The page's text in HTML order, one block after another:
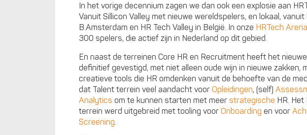
In het vorige decennium zagen we dan ook een explosie aan
Vanuit Sillicon Valley met nieuwe wereldspelers, en lokaal, vanuit
B.Amsterdam en HR Tech Valley in België. In onze HRTech Arena
300 spelers, die actief zijn in Nederland op dit gebied.
En naast de terreinen Core HR en Recruitment heeft het
definitief gevestigd, met niet alleen oude wijn in nieuwe zakken,
creatieve tools die HR omdenken vanuit de behoefte van de
dat Talent terrein veel aandacht voor Opleidingen, (self)
Analytics om te kunnen starten met meer strategische HR.
terrein werd uitgebreid met tooling voor Onboarding en voor
Screening.